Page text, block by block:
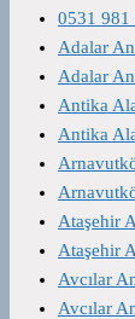
0531 981
Adalar
Adalar
Antika
Antika
Ataşehir
Ataşehir
Avcılar
Avcılar